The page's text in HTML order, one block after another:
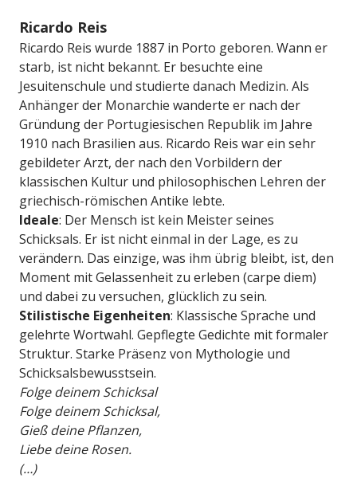
Ricardo Reis
Ricardo Reis wurde 1887 in Porto geboren. Wann er
starb, ist nicht bekannt. Er besuchte eine
Jesuitenschule und studierte danach Medizin. Als
Anhänger der Monarchie wanderte er nach der
Gründung der Portugiesischen Republik im Jahre
1910 nach Brasilien aus. Ricardo Reis war ein sehr
gebildeter Arzt, der nach den Vorbildern der
klassischen Kultur und philosophischen Lehren der
griechisch-römischen Antike lebte.
Ideale: Der Mensch ist kein Meister seines
Schicksals. Er ist nicht einmal in der Lage, es zu
verändern. Das einzige, was ihm übrig bleibt, ist, den
Moment mit Gelassenheit zu erleben (carpe diem)
und dabei zu versuchen, glücklich zu sein.
Stilistische Eigenheiten: Klassische Sprache und
gelehrte Wortwahl. Gepflegte Gedichte mit formaler
Struktur. Starke Präsenz von Mythologie und
Schicksalsbewusstsein.
Folge deinem Schicksal
Folge deinem Schicksal,
Gieß deine Pflanzen,
Liebe deine Rosen.
(…)